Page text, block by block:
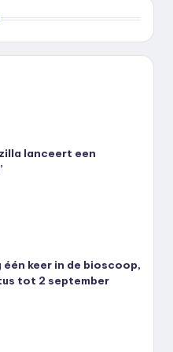
lanceert een
keer in de bioscoop,
tot 2 september